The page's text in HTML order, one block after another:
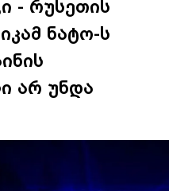
- რუსეთის
ნატო-ს
არ უნდა